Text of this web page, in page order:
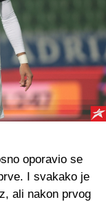
oporavio se
I svakako je
ali nakon prvog